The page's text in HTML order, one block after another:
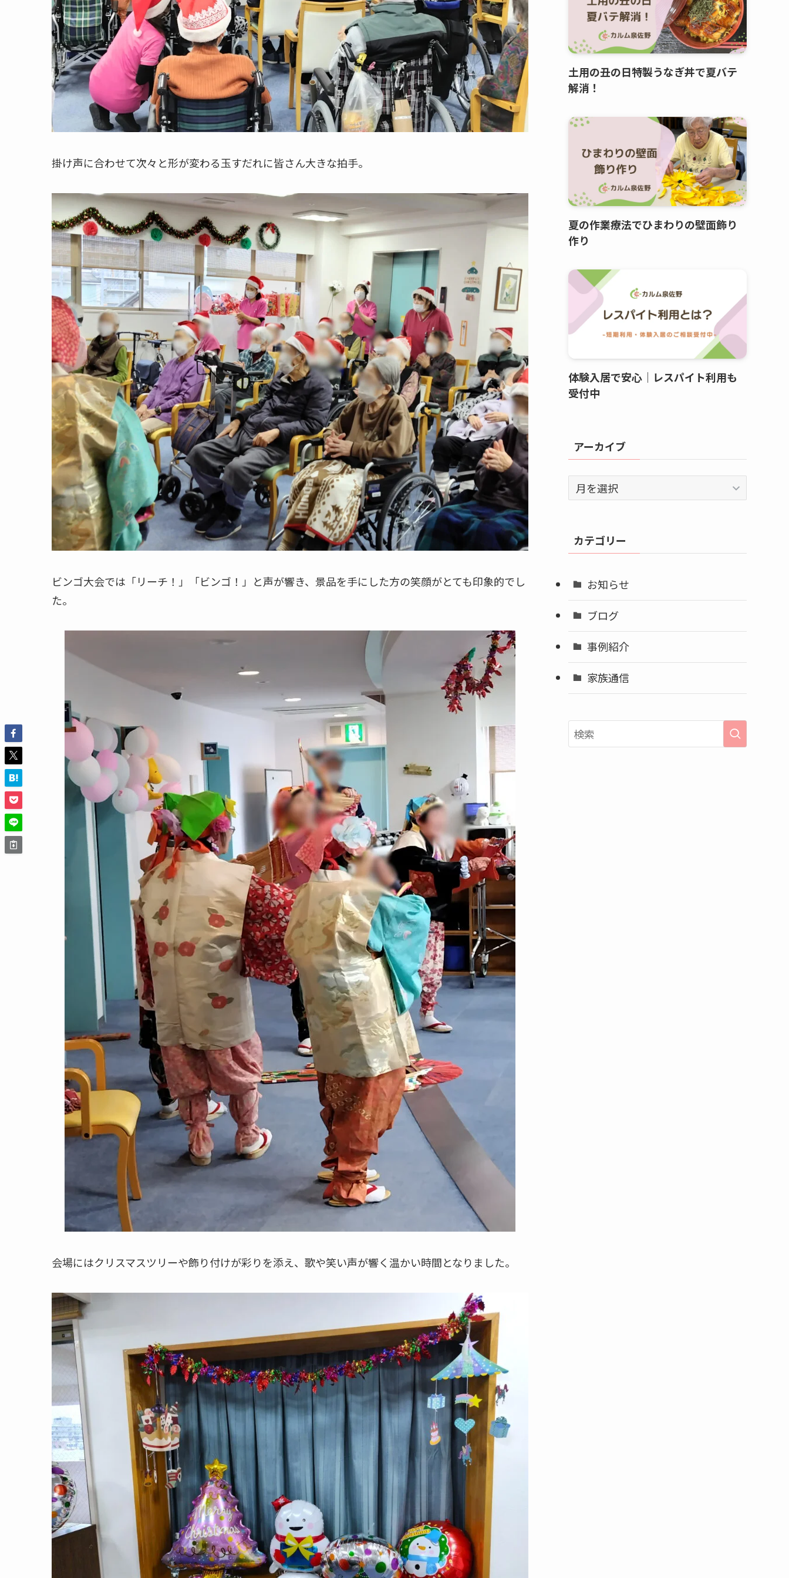
掛け声に合わせて次々と形が変わる玉すだれに皆さん大きな拍手。
ビンゴ大会では「リーチ！」「ビンゴ！」と声が響き、景品を手にした方の笑顔がとても印象的でし
た。
会場にはクリスマスツリーや飾り付けが彩りを添え、歌や笑い声が響く温かい時間となりました。
土用の丑の日特製うなぎ丼で夏バテ
解消！
夏の作業療法でひまわりの壁面飾り
作り
体験入居で安心｜レスパイト利用も
受付中
アーカイブ
ア
ー
イ
ブ
カテゴリー
お知らせ
ブログ
事例紹介
家族通信